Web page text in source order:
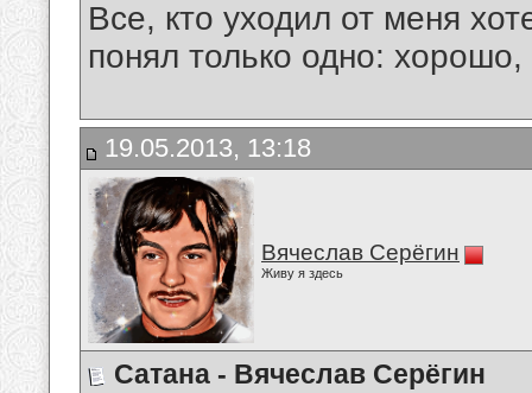
Все, кто уходил от меня
понял только одно:
19.05.2013, 13:18
Вячеслав Серёгин
Живу я здесь
Сатана - Вячеслав Серёгин